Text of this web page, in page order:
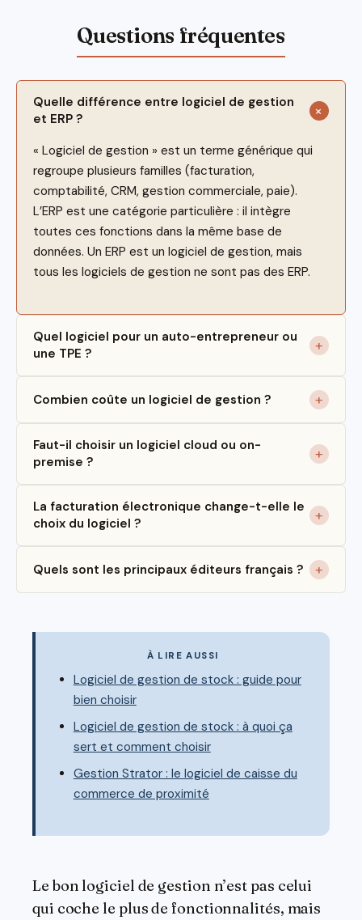
Quelle différence entre logiciel de gestion
et ERP ?
« Logiciel de gestion » est un terme générique qui
regroupe plusieurs familles (facturation,
comptabilité, CRM, gestion commerciale, paie).
L’ERP est une catégorie particulière : il intègre
toutes ces fonctions dans la même base de
données. Un ERP est un logiciel de gestion, mais
tous les logiciels de gestion ne sont pas des ERP.
Quel logiciel pour un auto-entrepreneur ou
une TPE ?
Combien coûte un logiciel de gestion ?
Faut-il choisir un logiciel cloud ou on-
premise ?
La facturation électronique change-t-elle le
choix du logiciel ?
Quels sont les principaux éditeurs français ?
À LIRE AUSSI
Logiciel de gestion de stock : guide pour
bien choisir
Logiciel de gestion de stock : à quoi ça
sert et comment choisir
Gestion Strator : le logiciel de caisse du
commerce de proximité
Le bon logiciel de gestion n’est pas celui
qui coche le plus de fonctionnalités, mais